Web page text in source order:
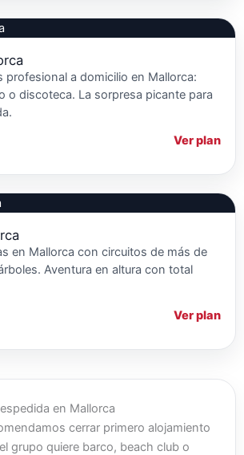
profesional a domicilio en Mallorca:
o discoteca. La sorpresa picante para
Ver plan
en Mallorca con circuitos de más de
Aventura en altura con total
Ver plan
en Mallorca
cerrar primero alojamiento
grupo quiere barco, beach club o